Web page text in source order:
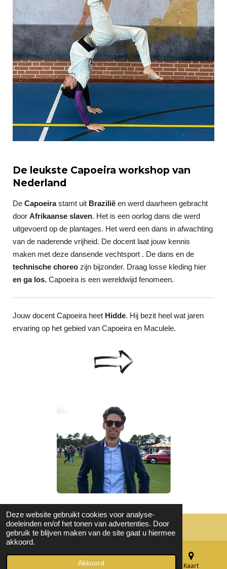
Deze website gebruikt cookies voor analyse-
doeleinden en/of het tonen van advertenties. Door
gebruik te blijven maken van de site gaat u hiermee
akkoord.
Akkoord
De leukste Capoeira workshop van
Nederland
De Capoeirastamt uit Brazilië en werd daarheen gebracht
door Afrikaanse slaven. Het is een oorlog dans die werd
uitgevoerd op de plantages. Het werd een dans in afwachting
van de naderende vrijheid. De docent laat jouw kennis
maken met deze dansende vechtsport . De dans en de
technische choreo zijn bijzonder. Draag losse kleding hier
en ga los. Capoeira is een wereldwijd fenomeen.
Jouw docent Capoeira heet Hidde. Hij bezit heel wat jaren
ervaring op het gebied van Capoeira en Maculele.
© 2023 - 2026 Cultuurgeluid-dag
Telefoonnummer Kaart